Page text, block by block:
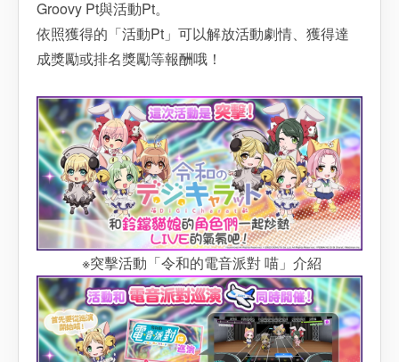
Groovy Pt與活動Pt。
依照獲得的「活動Pt」可以解放活動劇情、獲得達
成獎勵或排名獎勵等報酬哦！
※突擊活動「令和的電音派對 喵」介紹